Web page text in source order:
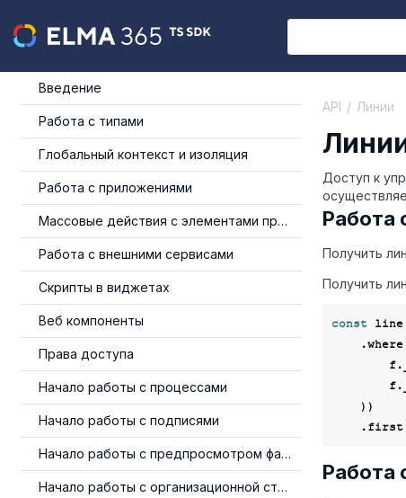
Введение
Работа с типами
Глобальный контекст и изоляция
Работа с приложениями
Массовые действия с элементами приложения
Работа с внешними сервисами
Скрипты в виджетах
Веб компоненты
Права доступа
Начало работы с процессами
Начало работы с подписями
Начало работы с предпросмотром файлов
Начало работы с организационной структурой
API Линии
Доступ к
Работа
Получить
Получить
const line
Работа